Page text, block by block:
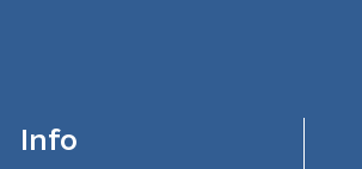
Info